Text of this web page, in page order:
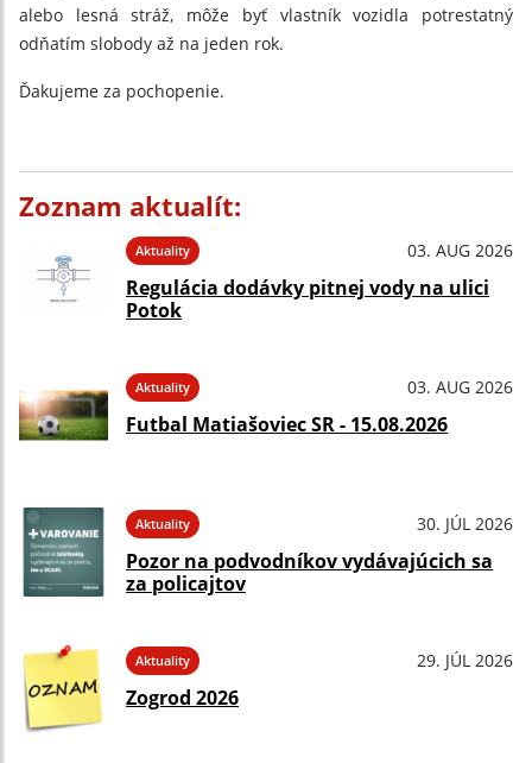
alebo lesná stráž, môže byť vlastník vozidla potrestatný
odňatím slobody až na jeden rok.
Ďakujeme za pochopenie.
Zoznam aktualít:
Aktuality 03. AUG 2026
Regulácia dodávky pitnej vody na ulici
Potok
Aktuality 03. AUG 2026
Futbal Matiašoviec SR - 15.08.2026
Aktuality 30. JÚL 2026
Pozor na podvodníkov vydávajúcich sa
za policajtov
Aktuality 29. JÚL 2026
Zogrod 2026